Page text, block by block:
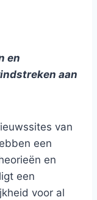
en
aan
van
een
en
een
voor al